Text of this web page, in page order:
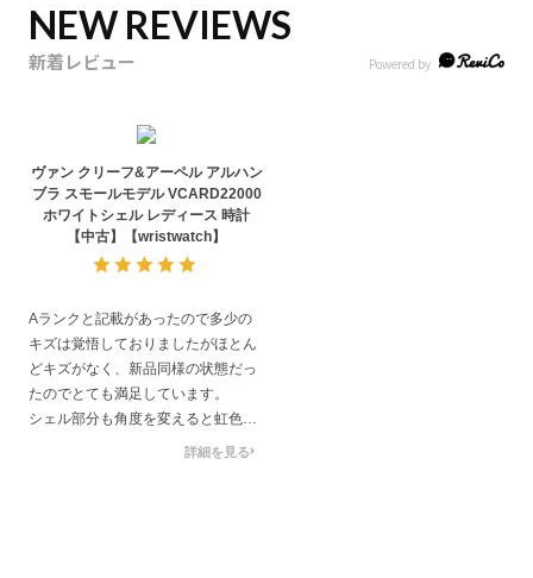
NEW REVIEWS
新着レビュー
ヴァン クリーフ&アーペル アルハン
ブラ スモールモデル VCARD22000
ホワイトシェル レディース 時計
【中古】【wristwatch】
詳細を見る
Aランクと記載があったので多少の
キズは覚悟しておりましたがほとん
どキズがなく、新品同様の状態だっ
たのでとても満足しています。
シェル部分も角度を変えると虹色に
なり、こちらはネットショップでは